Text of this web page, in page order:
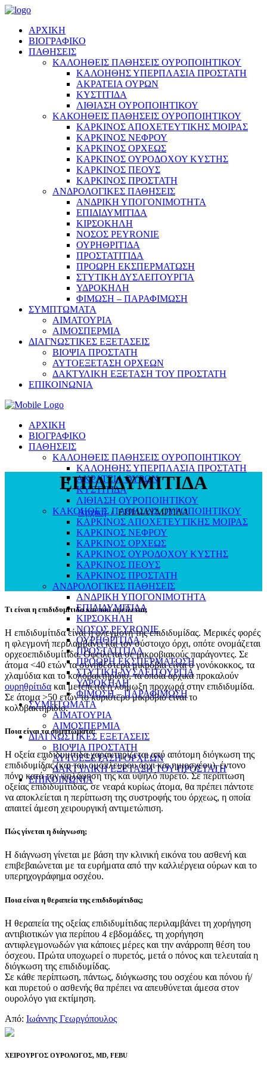
ΑΡΧΙΚΗ
ΒΙΟΓΡΑΦΙΚΟ
ΠΑΘΗΣΕΙΣ
ΚΑΛΟΗΘΕΙΣ ΠΑΘΗΣΕΙΣ ΟΥΡΟΠΟΙΗΤΙΚΟΥ
ΚΑΛΟΗΘΗΣ ΥΠΕΡΠΛΑΣΙΑ ΠΡΟΣΤΑΤΗ
ΑΚΡΑΤΕΙΑ ΟΥΡΩΝ
ΚΥΣΤΙΤΙΔΑ
ΛΙΘΙΑΣΗ ΟΥΡΟΠΟΙΗΤΙΚΟΥ
ΚΑΚΟΗΘΕΙΣ ΠΑΘΗΣΕΙΣ ΟΥΡΟΠΟΙΗΤΙΚΟΥ
ΚΑΡΚΙΝΟΣ ΑΠΟΧΕΤΕΥΤΙΚΗΣ ΜΟΙΡΑΣ
ΚΑΡΚΙΝΟΣ ΝΕΦΡΟΥ
ΚΑΡΚΙΝΟΣ ΟΡΧΕΩΣ
ΚΑΡΚΙΝΟΣ ΟΥΡΟΔΟΧΟΥ ΚΥΣΤΗΣ
ΚΑΡΚΙΝΟΣ ΠΕΟΥΣ
ΚΑΡΚΙΝΟΣ ΠΡΟΣΤΑΤΗ
ΑΝΔΡΟΛΟΓΙΚΕΣ ΠΑΘΗΣΕΙΣ
ΑΝΔΡΙΚΗ ΥΠΟΓΟΝΙΜΟΤΗΤΑ
ΕΠΙΔΙΔΥΜΙΤΙΔΑ
ΚΙΡΣΟΚΗΛΗ
ΝΟΣΟΣ PEYRONIE
ΟΥΡΗΘΡΙΤΙΔΑ
ΠΡΟΣΤΑΤΙΤΙΔΑ
ΠΡΟΩΡΗ ΕΚΣΠΕΡΜΑΤΩΣΗ
ΣΤΥΤΙΚΗ ΔΥΣΛΕΙΤΟΥΡΓΙΑ
ΥΔΡΟΚΗΛΗ
ΦΙΜΩΣΗ – ΠΑΡΑΦΙΜΩΣΗ
ΣΥΜΠΤΩΜΑΤΑ
ΑΙΜΑΤΟΥΡΙΑ
ΑΙΜΟΣΠΕΡΜΙΑ
ΔΙΑΓΝΩΣΤΙΚΕΣ ΕΞΕΤΑΣΕΙΣ
ΒΙΟΨΙΑ ΠΡΟΣΤΑΤΗ
ΑΥΤΟΕΞΕΤΑΣΗ ΟΡΧΕΩΝ
ΔΑΚΤΥΛΙΚΗ ΕΞΕΤΑΣΗ ΤΟΥ ΠΡΟΣΤΑΤΗ
ΕΠΙΚΟΙΝΩΝΙΑ
ΑΡΧΙΚΗ
ΒΙΟΓΡΑΦΙΚΟ
ΠΑΘΗΣΕΙΣ
ΚΑΛΟΗΘΕΙΣ ΠΑΘΗΣΕΙΣ ΟΥΡΟΠΟΙΗΤΙΚΟΥ
ΚΑΛΟΗΘΗΣ ΥΠΕΡΠΛΑΣΙΑ ΠΡΟΣΤΑΤΗ
ΑΚΡΑΤΕΙΑ ΟΥΡΩΝ
ΚΥΣΤΙΤΙΔΑ
ΛΙΘΙΑΣΗ ΟΥΡΟΠΟΙΗΤΙΚΟΥ
ΚΑΚΟΗΘΕΙΣ ΠΑΘΗΣΕΙΣ ΟΥΡΟΠΟΙΗΤΙΚΟΥ
ΚΑΡΚΙΝΟΣ ΑΠΟΧΕΤΕΥΤΙΚΗΣ ΜΟΙΡΑΣ
ΚΑΡΚΙΝΟΣ ΝΕΦΡΟΥ
ΚΑΡΚΙΝΟΣ ΟΡΧΕΩΣ
ΚΑΡΚΙΝΟΣ ΟΥΡΟΔΟΧΟΥ ΚΥΣΤΗΣ
ΚΑΡΚΙΝΟΣ ΠΕΟΥΣ
ΚΑΡΚΙΝΟΣ ΠΡΟΣΤΑΤΗ
ΑΝΔΡΟΛΟΓΙΚΕΣ ΠΑΘΗΣΕΙΣ
ΑΝΔΡΙΚΗ ΥΠΟΓΟΝΙΜΟΤΗΤΑ
ΕΠΙΔΙΔΥΜΙΤΙΔΑ
ΚΙΡΣΟΚΗΛΗ
ΝΟΣΟΣ PEYRONIE
ΟΥΡΗΘΡΙΤΙΔΑ
ΠΡΟΣΤΑΤΙΤΙΔΑ
ΠΡΟΩΡΗ ΕΚΣΠΕΡΜΑΤΩΣΗ
ΣΤΥΤΙΚΗ ΔΥΣΛΕΙΤΟΥΡΓΙΑ
ΥΔΡΟΚΗΛΗ
ΦΙΜΩΣΗ – ΠΑΡΑΦΙΜΩΣΗ
ΣΥΜΠΤΩΜΑΤΑ
ΑΙΜΑΤΟΥΡΙΑ
ΑΙΜΟΣΠΕΡΜΙΑ
ΔΙΑΓΝΩΣΤΙΚΕΣ ΕΞΕΤΑΣΕΙΣ
ΒΙΟΨΙΑ ΠΡΟΣΤΑΤΗ
ΑΥΤΟΕΞΕΤΑΣΗ ΟΡΧΕΩΝ
ΔΑΚΤΥΛΙΚΗ ΕΞΕΤΑΣΗ ΤΟΥ ΠΡΟΣΤΑΤΗ
ΕΠΙΚΟΙΝΩΝΙΑ
ΕΠΙΔΙΔΥΜΙΤΙΔΑ
Αρχική/ΕΠΙΔΙΔΥΜΙΤΙΔΑ
Τι είναι η επιδιδυμίτιδα και πού οφείλεται;
Η επιδιδυμίτιδα είναι η φλεγμονή της επιδιδυμίδας. Μερικές φορές
η φλεγμονή περιλαμβάνει και τον σύστοιχο όρχι, οπότε ονομάζεται
ορχεοεπιδιδυμίτιδα. Οφείλεται σε μικροβιακούς παράγοντες. Σε
άτομα <40 ετών τα συνηθέστερα μικρόβια είναι ο γονόκοκκος, τα
χλαμύδια και το κολοβακτηρίδιο, τα οποία αρχικά προκαλούν
ουρηθρίτιδα και μετέπειτα η λοίμωξη προχωρά στην επιδιδυμίδα.
Σε άτομα >50 ετών το κυριότερο μικρόβιο είναι το
κολοβακτηρίδιο.
Ποια είναι τα συμπτώματα;
Η οξεία επιδιδυμίτιδα χαρακτηρίζεται από απότομη διόγκωση της
επιδιδυμίδας (και του ομόπλευρου όρχι και ημιοσχέου), έντονο
πόνο κατά την ψηλάφηση της και υψηλό πυρετό. Σε περίπτωση
οξείας επιδιδυμίτιδας, σε νεαρά κυρίως άτομα, θα πρέπει πάντοτε
να αποκλείεται η περίπτωση της συστροφής του όρχεως, η οποία
απαιτεί άμεση χειρουργική αντιμετώπιση.
Πώς γίνεται η διάγνωση;
Η διάγνωση γίνεται με βάση την κλινική εικόνα του ασθενή και
επιβεβαιώνεται με τα ευρήματα από την καλλιέργεια ούρων και το
υπερηχογράφημα οσχέου.
Ποια είναι η θεραπεία της επιδιδυμίτιδας;
Η θεραπεία της οξείας επιδιδυμίτιδας περιλαμβάνει τη χορήγηση
αντιβιοτικών για περίπου 4 εβδομάδες, τη χορήγηση
αντιφλεγμονωδών για κάποιες μέρες και την ανάρροπη θέση του
όσχεου. Πρώτα υποχωρεί ο πυρετός, μετά ο πόνος και τελευταία η
διόγκωση της επιδιδυμίδας.
Σε κάθε περίπτωση, πάντως, διόγκωσης του οσχέου και πόνου ή/
και πυρετού ο ασθενής θα πρέπει να απευθύνεται άμεσα στον
ουρολόγο για εκτίμηση.
Από: Ιωάννης Γεωργόπουλος
ΧΕΙΡΟΥΡΓΟΣ ΟΥΡΟΛΟΓΟΣ, MD, FEBU